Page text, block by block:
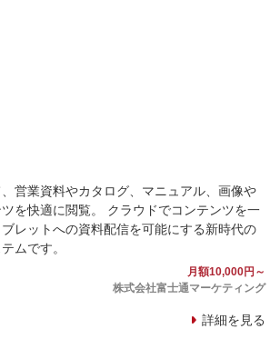
営業資料やカタログ、マニュアル、画像や
を快適に閲覧。 クラウドでコンテンツを一
レットへの資料配信を可能にする新時代の
ムです。
月額10,000円～
株式会社富士通マーケティング
詳細を見る